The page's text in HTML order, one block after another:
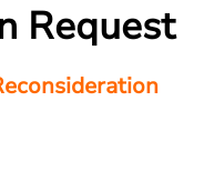
Request